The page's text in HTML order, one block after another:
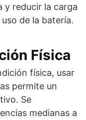
y reducir la carga
de la batería.
Física
física, usar
permite un
Se
medianas a